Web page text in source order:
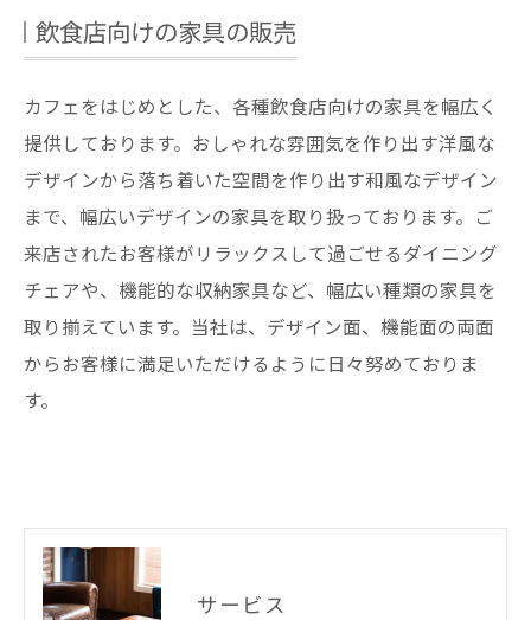
飲食店向けの家具の販売
カフェをはじめとした、各種飲食店向けの家具を幅広く
提供しております。おしゃれな雰囲気を作り出す洋風な
デザインから落ち着いた空間を作り出す和風なデザイン
まで、幅広いデザインの家具を取り扱っております。ご
来店されたお客様がリラックスして過ごせるダイニング
チェアや、機能的な収納家具など、幅広い種類の家具を
取り揃えています。当社は、デザイン面、機能面の両面
からお客様に満足いただけるように日々努めておりま
す。
サービス